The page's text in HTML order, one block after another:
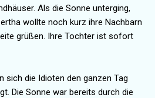
Als die Sonne unterging,
wollte noch kurz ihre Nachbarn
grüßen. Ihre Tochter ist sofort
sich die Idioten den ganzen Tag
Die Sonne war bereits durch die